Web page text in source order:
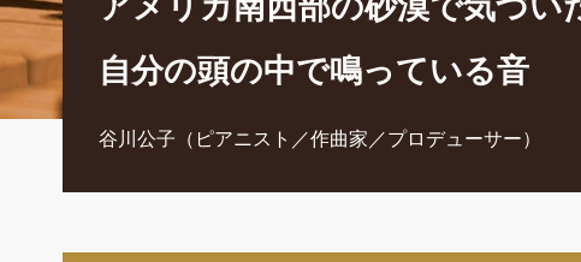
アメリカ南西部の砂漠で気づい
自分の頭の中で鳴っている音
谷川公子（ピアニスト／作曲家／プロデューサー）